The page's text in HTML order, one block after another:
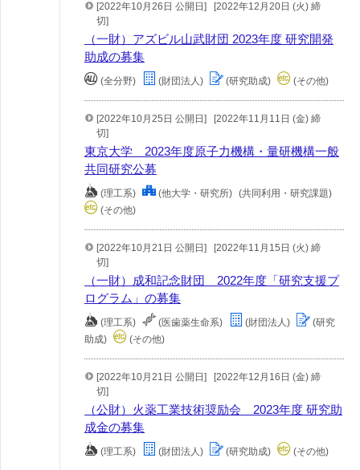
[2022年10月26日 公開日]
[2022年12月20日 (火) 締
切]
（一財）アズビル山武財団 2023年度 研究開発
助成の募集
(全分野) (財団法人) (研究助成) (その他)
[2022年10月25日 公開日]
[2022年11月11日 (金) 締
切]
東京大学 2023年度原子力機構・量研機構一般
共同研究公募
(理工系) (他大学・研究所) (共同利用・研究課題)
(その他)
[2022年10月21日 公開日]
[2022年11月15日 (火) 締
切]
（一財）成和記念財団 2022年度「研究支援プ
ログラム」の募集
(理工系) (医歯薬生命系) (財団法人)
(研究
助成)
(その他)
[2022年10月21日 公開日]
[2022年12月16日 (金) 締
切]
（公財）火薬工業技術奨励会 2023年度 研究助
成金の募集
(理工系) (財団法人) (研究助成) (その他)